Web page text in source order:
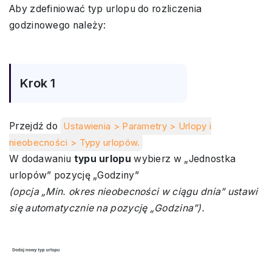
Aby zdefiniować typ urlopu do rozliczenia
godzinowego należy:
Krok 1
Przejdź do Ustawienia > Parametry > Urlopy i
nieobecności > Typy urlopów.
W dodawaniu typu urlopuwybierz w „Jednostka
urlopów” pozycję „Godziny”
(opcja „Min. okres nieobecności w ciągu dnia” ustawi
się automatycznie na pozycję „Godzina”).